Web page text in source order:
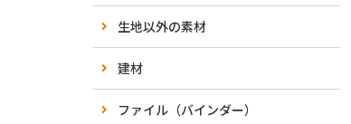
生地以外の素材
建材
ファイル（バインダー）